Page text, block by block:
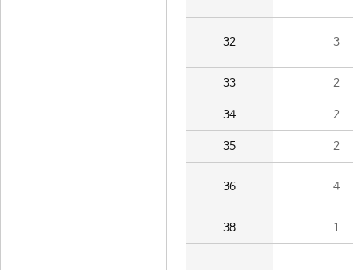
32 3
33 2
34 2
35 2
36 4
38 1